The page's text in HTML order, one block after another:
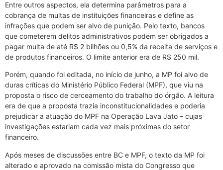
Entre outros aspectos, ela determina parâmetros para a
cobrança de multas de instituições financeiras e define as
infrações que podem ser alvo de punição. Pelo texto, bancos
que cometerem delitos administrativos podem ser obrigados a
pagar multa de até R$ 2 bilhões ou 0,5% da receita de serviços e
de produtos financeiros. O limite anterior era de R$ 250 mil.
Porém, quando foi editada, no início de junho, a MP foi alvo de
duras críticas do Ministério Público Federal (MPF), que viu na
proposta o risco de cerceamento do trabalho do órgão. A leitura
era de que a proposta trazia inconstitucionalidades e poderia
prejudicar a atuação do MPF na Operação Lava Jato – cujas
investigações estariam cada vez mais próximas do setor
financeiro.
Após meses de discussões entre BC e MPF, o texto da MP foi
alterado e aprovado na comissão mista do Congresso que